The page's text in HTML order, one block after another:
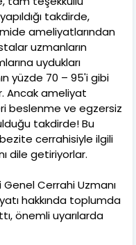
takdirde,
ameliyatlarından
uzmanların
uydukları
yüzde 70 – 95'i gibi
Ancak ameliyat
beslenme ve egzersiz
takdirde! Bu
cerrahisiyle ilgili
dile getiriyorlar.
Cerrahi Uzmanı
hakkında toplumda
önemli uyarılarda